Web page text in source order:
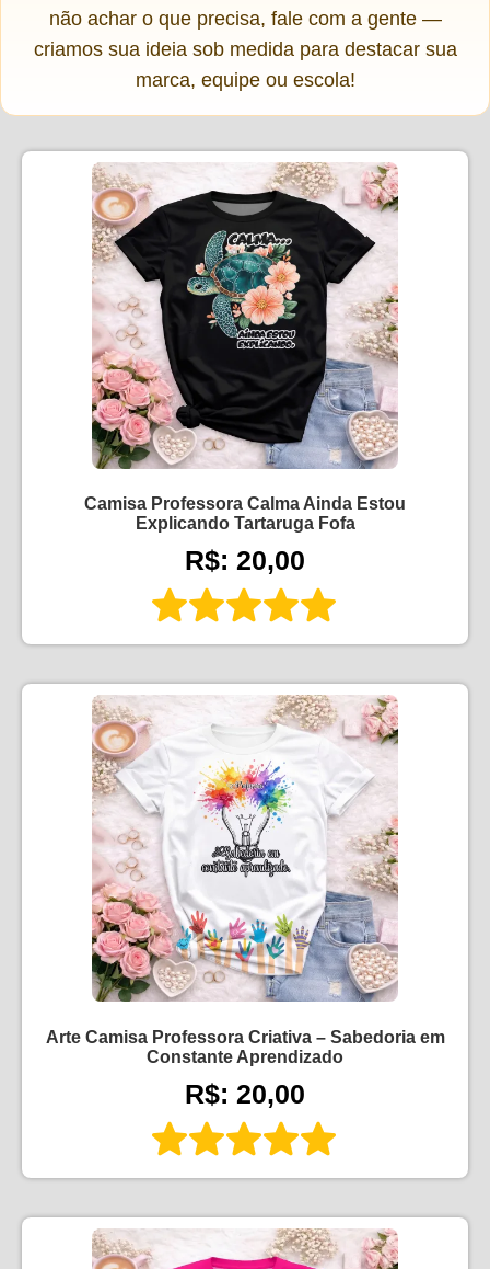
não achar o que precisa, fale com a gente —
criamos sua ideia sob medida para destacar sua
marca, equipe ou escola!
Camisa Professora Calma Ainda Estou
Explicando Tartaruga Fofa
R$: 20,00
Arte Camisa Professora Criativa – Sabedoria em
Constante Aprendizado
R$: 20,00